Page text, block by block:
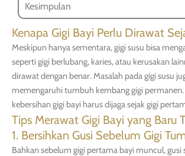
Kesimpulan
Kenapa Gigi Bayi Perlu Dirawat
Meskipun hanya sementara, gigi susu bisa
seperti gigi berlubang, karies, atau kerusakan
dirawat dengan benar. Masalah pada gigi susu
memengaruhi tumbuh kembang gigi
kebersihan gigi bayi harus dijaga sejak gigi
Tips Merawat Gigi Bayi yang Baru
1. Bersihkan Gusi Sebelum Gigi
Bahkan sebelum gigi pertama bayi muncul, gusi